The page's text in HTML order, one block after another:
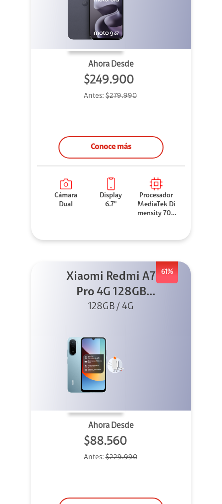
Ahora Desde
$249.900
Antes: $279.990
Conoce más
Cámara
Dual
Display
6.7"
Procesador
MediaTek Di
mensity 706
61%
Xiaomi Redmi A7
Pro 4G 128GB
Azul + Cargador
128GB / 4G
Ahora Desde
$88.560
Antes:$229.990